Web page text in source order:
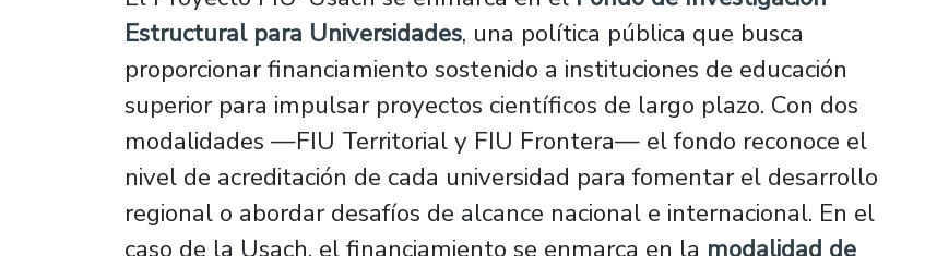
Estructural para Universidades, una política pública que busca
proporcionar financiamiento sostenido a instituciones de educación
superior para impulsar proyectos científicos de largo plazo. Con dos
modalidades —FIU Territorial y FIU Frontera— el fondo reconoce el
nivel de acreditación de cada universidad para fomentar el desarrollo
regional o abordar desafíos de alcance nacional e internacional. En el
caso de la Usach, el financiamiento se enmarca en la modalidad de